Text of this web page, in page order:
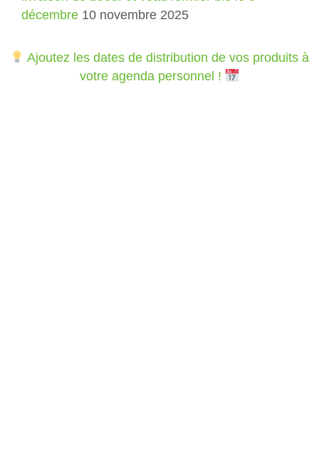
décembre 10 novembre 2025
Ajoutez les dates de distribution de vos produits à
votre agenda personnel !